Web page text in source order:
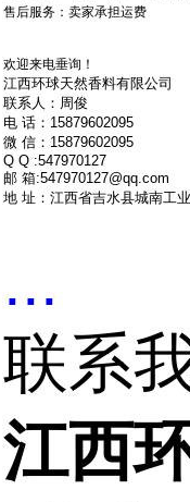
售后服务：卖家承担运费
欢迎来电垂询！
江西环球天然香料有限公司
联系人：周俊
电 话：15879602095
微 信：15879602095
Q Q :547970127
邮 箱:547970127@qq.com
地 址：江西省吉水县城南工
...
联系
江西